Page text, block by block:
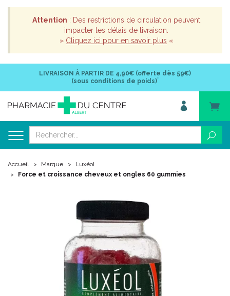
Attention : Des restrictions de circulation peuvent
impacter les délais de livraison.
» Cliquez ici pour en savoir plus «
LIVRAISON À PARTIR DE 4,90€ (offerte dès 59€)
(sous conditions de poids)*
Accueil Marque
Luxéol
Force et croissance cheveux et ongles 60 gummies